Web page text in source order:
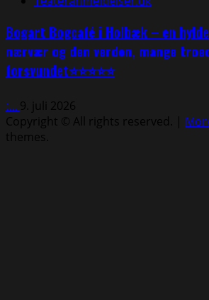
Bogart Bogcafé i Holbæk – en
nærvær og den verden, mange
forsvundet⭐⭐⭐⭐⭐
:... 9. juli 2026
Copyright © All rights reserved. |
themes.